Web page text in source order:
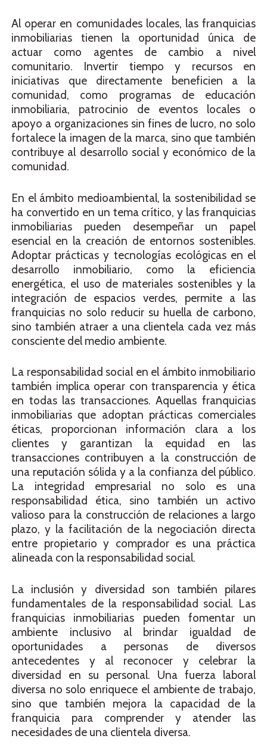
Al operar en comunidades locales, las franquicias
inmobiliarias tienen la oportunidad única de
actuar como agentes de cambio a nivel
comunitario. Invertir tiempo y recursos en
iniciativas que directamente beneficien a la
comunidad, como programas de educación
inmobiliaria, patrocinio de eventos locales o
apoyo a organizaciones sin fines de lucro, no solo
fortalece la imagen de la marca, sino que también
contribuye al desarrollo social y económico de la
comunidad.
En el ámbito medioambiental, la sostenibilidad se
ha convertido en un tema crítico, y las franquicias
inmobiliarias pueden desempeñar un papel
esencial en la creación de entornos sostenibles.
Adoptar prácticas y tecnologías ecológicas en el
desarrollo inmobiliario, como la eficiencia
energética, el uso de materiales sostenibles y la
integración de espacios verdes, permite a las
franquicias no solo reducir su huella de carbono,
sino también atraer a una clientela cada vez más
consciente del medio ambiente.
La responsabilidad social en el ámbito inmobiliario
también implica operar con transparencia y ética
en todas las transacciones. Aquellas franquicias
inmobiliarias que adoptan prácticas comerciales
éticas, proporcionan información clara a los
clientes y garantizan la equidad en las
transacciones contribuyen a la construcción de
una reputación sólida y a la confianza del público.
La integridad empresarial no solo es una
responsabilidad ética, sino también un activo
valioso para la construcción de relaciones a largo
plazo, y la facilitación de la negociación directa
entre propietario y comprador es una práctica
alineada con la responsabilidad social.
La inclusión y diversidad son también pilares
fundamentales de la responsabilidad social. Las
franquicias inmobiliarias pueden fomentar un
ambiente inclusivo al brindar igualdad de
oportunidades a personas de diversos
antecedentes y al reconocer y celebrar la
diversidad en su personal. Una fuerza laboral
diversa no solo enriquece el ambiente de trabajo,
sino que también mejora la capacidad de la
franquicia para comprender y atender las
necesidades de una clientela diversa.